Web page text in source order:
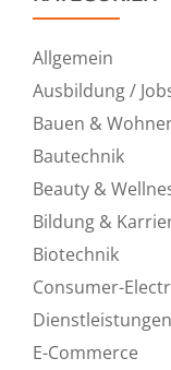
Allgemein
Ausbildung /
Bauen &
Bautechnik
Beauty &
Bildung &
Biotechnik
Consumer-
Dienstleistungen
E-Commerce